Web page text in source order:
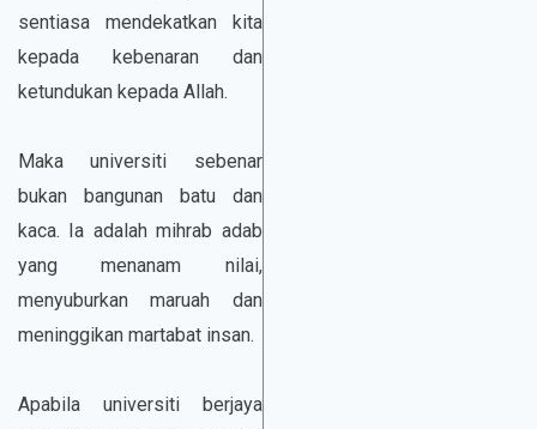
sentiasa mendekatkan kita
kepada kebenaran dan
ketundukan kepada Allah.
Maka universiti sebenar
bukan bangunan batu dan
kaca. Ia adalah mihrab adab
yang menanam nilai,
menyuburkan maruah dan
meninggikan martabat insan.
Apabila universiti berjaya